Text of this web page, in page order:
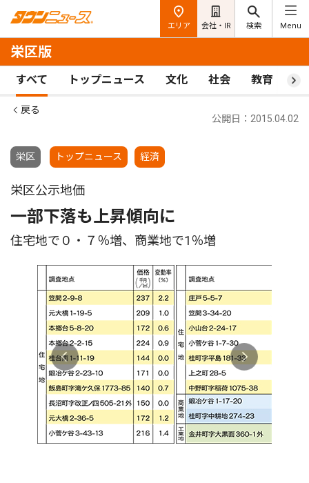
エリア 会社・IR 検索 Menu
栄区版
すべて トップニュース 文化 社会 教育 ス
戻る
栄区 トップニュース 経済
公開日：2015.04.02
栄区公示地価
一部下落も上昇傾向に
住宅地で０・７％増、商業地で1％増